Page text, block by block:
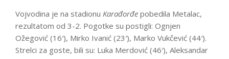
Vojvodina je na stadionu Karađorđe pobedila Metalac,
rezultatom od 3-2. Pogotke su postigli: Ognjen
Ožegović (16′), Mirko Ivanić (23′), Marko Vukčević (44′).
Strelci za goste, bili su: Luka Merdović (46′), Aleksandar